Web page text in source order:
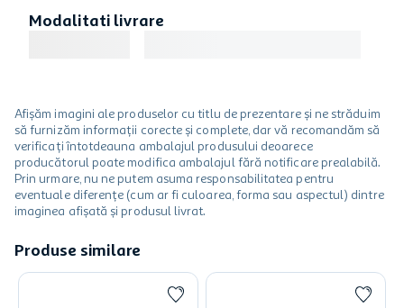
Modalitati livrare
Afișăm imagini ale produselor cu titlu de prezentare și ne străduim
să furnizăm informații corecte și complete, dar vă recomandăm să
verificați întotdeauna ambalajul produsului deoarece
producătorul poate modifica ambalajul fără notificare prealabilă.
Prin urmare, nu ne putem asuma responsabilitatea pentru
eventuale diferențe (cum ar fi culoarea, forma sau aspectul) dintre
imaginea afișată și produsul livrat.
Produse similare